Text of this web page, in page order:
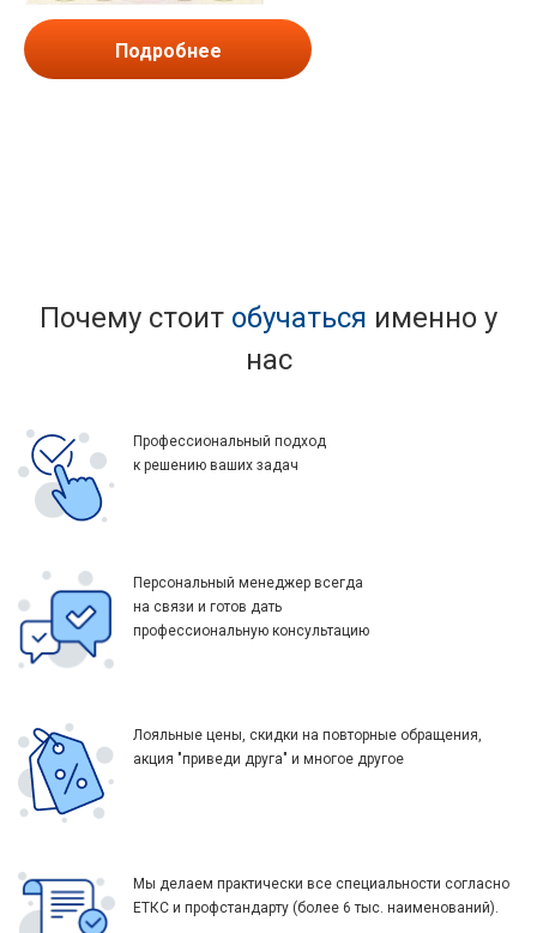
Подробнее
Почему стоит обучаться именно у
нас
Профессиональный подход
к решению ваших задач
Персональный менеджер всегда
на связи и готов дать
профессиональную консультацию
Лояльные цены, скидки на повторные обращения,
акция "приведи друга" и многое другое
Мы делаем практически все специальности согласно
ЕТКС и профстандарту (более 6 тыс. наименований).